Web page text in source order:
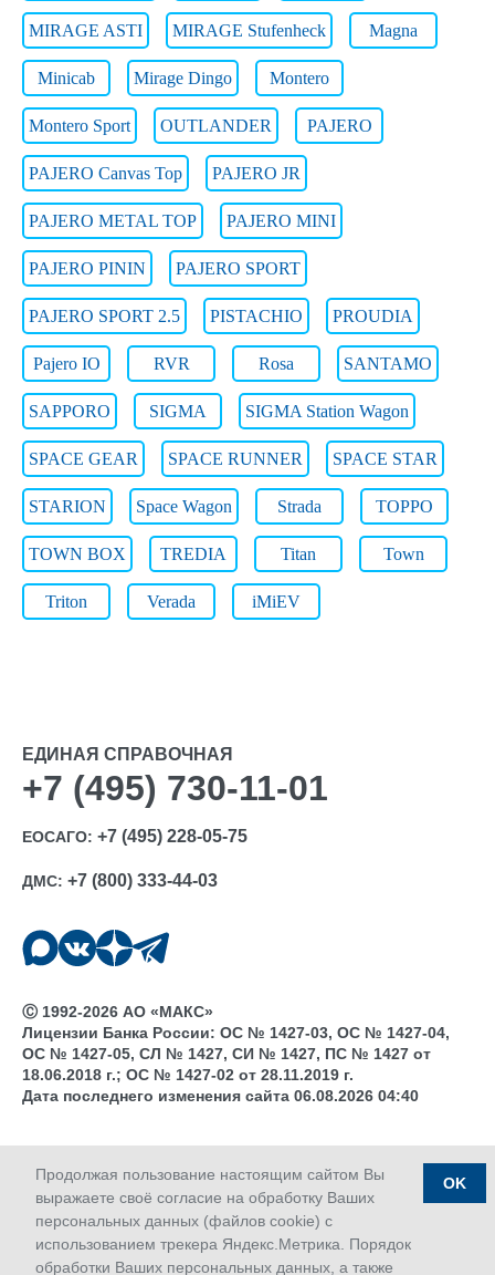
MIRAGE ASTI MIRAGE Stufenheck Magna
Minicab Mirage Dingo Montero
Montero Sport OUTLANDER PAJERO
PAJERO Canvas Top PAJERO JR
PAJERO METAL TOP PAJERO MINI
PAJERO PININ PAJERO SPORT
PAJERO SPORT 2.5 PISTACHIO PROUDIA
Pajero IO RVR Rosa SANTAMO
SAPPORO SIGMA SIGMA Station Wagon
SPACE GEAR SPACE RUNNER SPACE STAR
STARION Space Wagon Strada TOPPO
TOWN BOX TREDIA Titan Town
Triton Verada iMiEV
Продолжая пользование настоящим сайтом Вы
выражаете своё согласие на обработку Ваших
персональных данных (файлов cookie) с
использованием трекера Яндекс.Метрика. Порядок
обработки Ваших персональных данных, а также
OK
ЕДИНАЯ СПРАВОЧНАЯ
+7 (495) 730-11-01
ЕОСАГО: +7 (495) 228-05-75
ДМС: +7 (800) 333-44-03
Ⓒ 1992-2026 АО «МАКС»
Лицензии Банка России: ОС № 1427-03, ОС № 1427-04,
ОС № 1427-05, СЛ № 1427, СИ № 1427, ПС № 1427 от
18.06.2018 г.; ОС № 1427-02 от 28.11.2019 г.
Дата последнего изменения сайта 06.08.2026 04:40